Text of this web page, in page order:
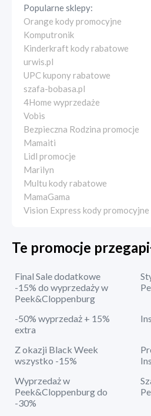
Popularne sklepy:
Orange kody promocyjne
Komputronik
Kinderkraft kody rabatowe
urwis.pl
UPC kupony rabatowe
szafa-bobasa.pl
4Home wyprzedaże
Vobis
Bezpieczna Rodzina promocje
Mamaiti
Lidl promocje
Marilyn
Multu kody rabatowe
MamaGama
Vision Express kody promocyjne
Te promocje
Final Sale dodatkowe
-15% do wyprzedaży w
Peek&Cloppenburg
-50% wyprzedaż + 15%
extra
Z okazji Black Week
wszystko -15%
Wyprzedaż w
Peek&Cloppenburg do
-30%